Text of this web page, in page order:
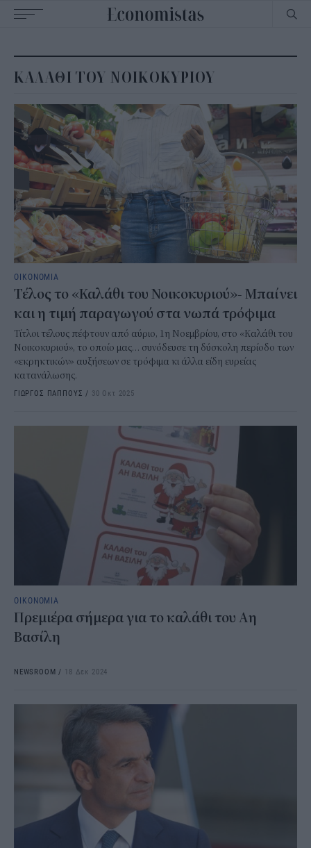
navigation
ΚΑΛΑΘΙ ΤΟΥ ΝΟΙΚΟΚΥΡΙΟΥ
ΟΙΚΟΝΟΜΙΑ
Τέλος το «Καλάθι του Νοικοκυριού»- Μπαίνει
και η τιμή παραγωγού στα νωπά τρόφιμα
Τίτλοι τέλους πέφτουν από αύριο, 1η Νοεμβρίου, στο «Καλάθι του
Νοικοκυριού», το οποίο μας… συνόδευσε τη δύσκολη περίοδο των
«εκρηκτικών» αυξήσεων σε τρόφιμα κι άλλα είδη ευρείας
κατανάλωσης.
ΓΙΩΡΓΟΣ ΠΑΠΠΟΥΣ / 30 Οκτ 2025
ΟΙΚΟΝΟΜΙΑ
Πρεμιέρα σήμερα για το καλάθι του Αη
Βασίλη
NEWSROOM / 18 Δεκ 2024